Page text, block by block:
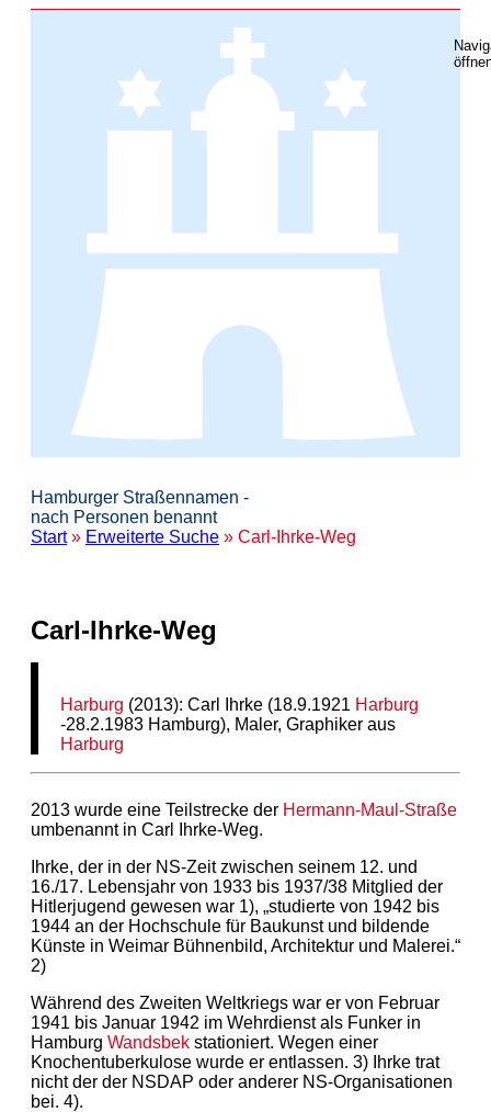
Hamburger Straßennamen -
nach Personen benannt
Start» Erweiterte Suche » Carl-Ihrke-Weg
Carl-Ihrke-Weg
Harburg (2013): Carl Ihrke (18.9.1921 Harburg
-28.2.1983 Hamburg), Maler, Graphiker aus
Harburg
2013 wurde eine Teilstrecke der Hermann-Maul-Straße
umbenannt in Carl Ihrke-Weg.
Ihrke, der in der NS-Zeit zwischen seinem 12. und
16./17. Lebensjahr von 1933 bis 1937/38 Mitglied der
Hitlerjugend gewesen war 1), „studierte von 1942 bis
1944 an der Hochschule für Baukunst und bildende
Künste in Weimar Bühnenbild, Architektur und Malerei.“
2)
Während des Zweiten Weltkriegs war er von Februar
1941 bis Januar 1942 im Wehrdienst als Funker in
Hamburg Wandsbek stationiert. Wegen einer
Knochentuberkulose wurde er entlassen. 3) Ihrke trat
nicht der der NSDAP oder anderer NS-Organisationen
bei. 4).